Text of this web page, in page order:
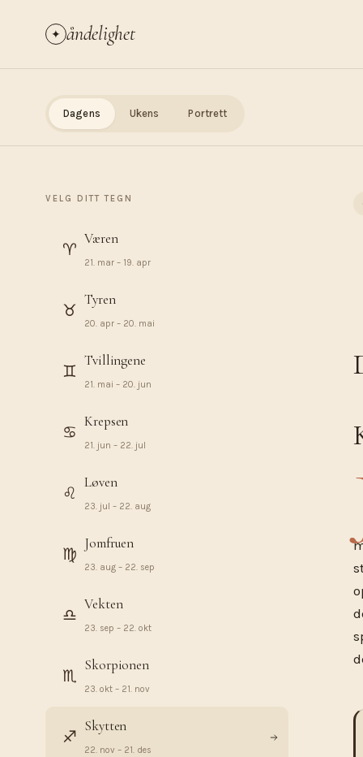
✦ åndelighet
Dagens Ukens Portrett
VELG DITT TEGN
♈︎
Væren
21. mar – 19. apr
♉︎
Tyren
20. apr – 20. mai
♊︎
Tvillingene
21. mai – 20. jun
♋︎
Krepsen
21. jun – 22. jul
♌︎
Løven
23. jul – 22. aug
♍︎
Jomfruen
23. aug – 22. sep
♎︎
Vekten
23. sep – 22. okt
♏︎
Skorpionen
23. okt – 21. nov
♐︎
Skytten
22. nov – 21. des